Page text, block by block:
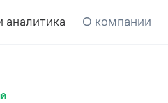
аналитика О компании